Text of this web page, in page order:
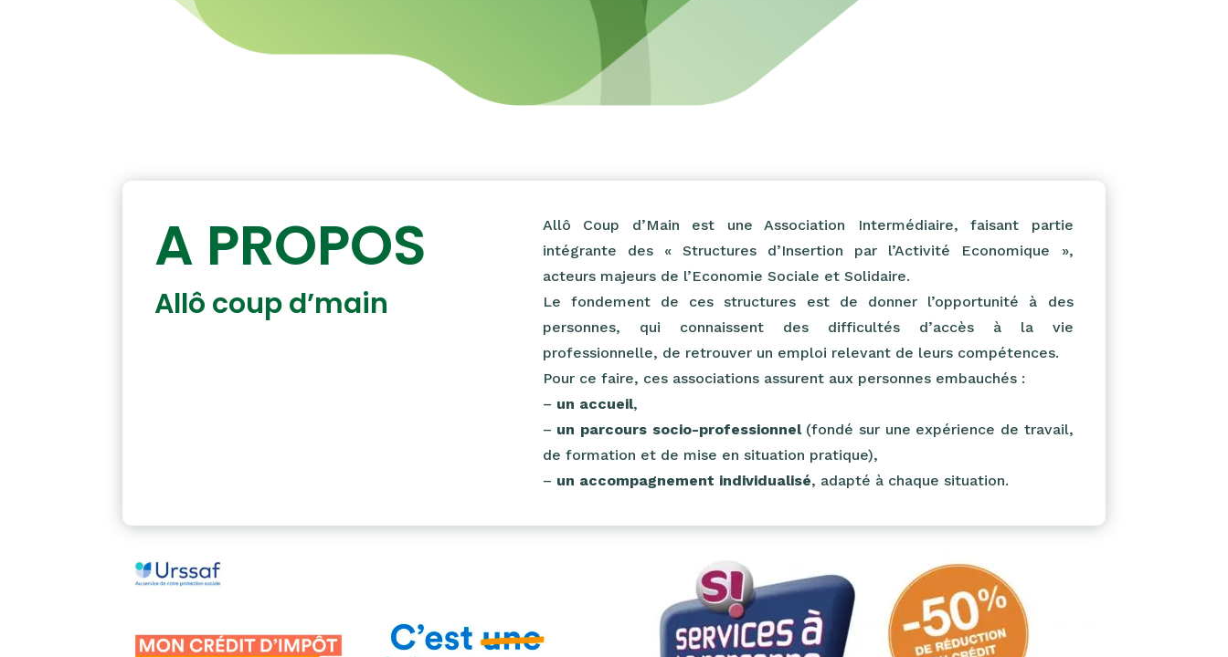
A PROPOS
Allô coup d’main
Allô Coup d’Main est une Association Intermédiaire, faisant partie
intégrante des « Structures d’Insertion par l’Activité Economique »,
acteurs majeurs de l’Economie Sociale et Solidaire.
Le fondement de ces structures est de donner l’opportunité à des
personnes, qui connaissent des difficultés d’accès à la vie
professionnelle, de retrouver un emploi relevant de leurs compétences.
Pour ce faire, ces associations assurent aux personnes embauchés :
– un accueil,
– un parcours socio-professionnel(fondé sur une expérience de travail,
de formation et de mise en situation pratique),
– un accompagnement individualisé, adapté à chaque situation.